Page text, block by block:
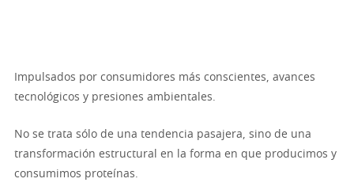
Impulsados por consumidores más conscientes, avances
tecnológicos y presiones ambientales.
No se trata sólo de una tendencia pasajera, sino de una
transformación estructural en la forma en que producimos y
consumimos proteínas.